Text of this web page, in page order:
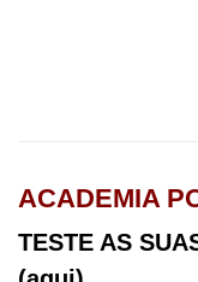
ACADEMIA
TESTE AS